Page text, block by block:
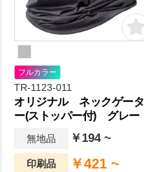
フルカラー
TR-1123-011
オリジナル ネックゲータ
ー(ストッパー付) グレー
無地品 ￥194 ~
印刷品 ￥421 ~